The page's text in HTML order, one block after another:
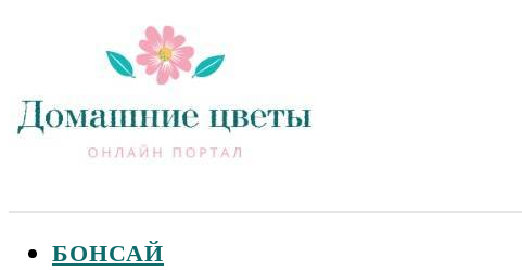
БОНСАЙ